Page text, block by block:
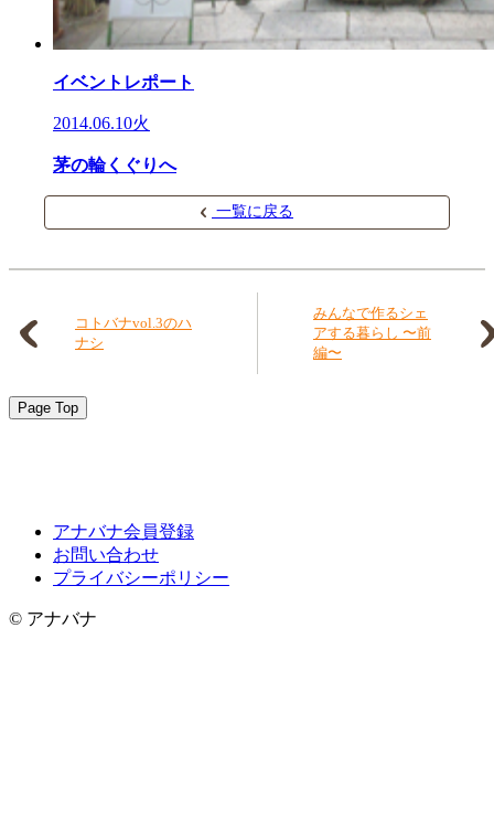
イベントレポート
2014.06.10火
茅の輪くぐりへ
一覧に戻る
コトバナvol.3のハ
ナシ
みんなで作るシェ
アする暮らし 〜前
編〜
Page Top
アナバナ会員登録
お問い合わせ
プライバシーポリシー
© アナバナ